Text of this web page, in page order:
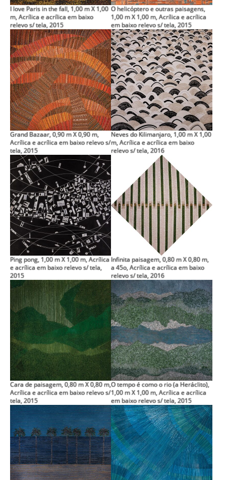
I love Paris in the fall, 1,00 m X 1,00
m, Acrílica e acrílica em baixo
relevo s/ tela, 2015
O helicóptero e outras paisagens,
1,00 m X 1,00 m, Acrílica e acrílica
em baixo relevo s/ tela, 2015
Grand Bazaar, 0,90 m X 0,90 m,
Acrílica e acrílica em baixo relevo s/
tela, 2015
Neves do Kilimanjaro, 1,00 m X 1,00
m, Acrílica e acrílica em baixo
relevo s/ tela, 2016
Ping pong, 1,00 m X 1,00 m, Acrílica
e acrílica em baixo relevo s/ tela,
2015
Infinita paisagem, 0,80 m X 0,80 m,
a 45o, Acrílica e acrílica em baixo
relevo s/ tela, 2016
Cara de paisagem, 0,80 m X 0,80 m,
Acrílica e acrílica em baixo relevo s/
tela, 2015
O tempo é como o rio (a Heráclito),
1,00 m X 1,00 m, Acrílica e acrílica
em baixo relevo s/ tela, 2015